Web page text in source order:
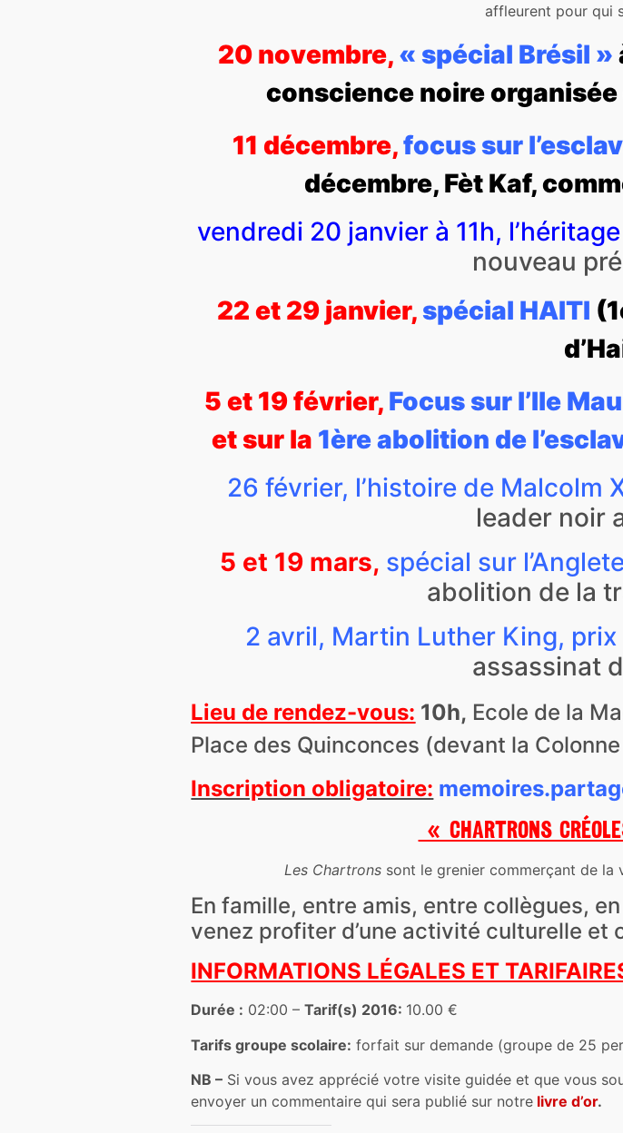
affleurent pour qui
20 novembre, « spécial Brésil »
conscience noire
11 décembre,focus sur
décembre, Fèt Kaf,
vendredi 20 janvier à 11h,
nouveau
22 et 29 janvier,spécial HAITI
5 et 19 février, Focus sur l’Ile
et sur la 1ère abolition de
26 février, l’histoire de Malcolm
leader noir
5 et 19 mars, spécial sur
abolition de la
2 avril, Martin Luther King,
assassinat
Lieu de rendez-vous: 10h, Ecole de la
Place des Quinconces (devant la
Inscription obligatoire:
« CHARTRONS
Les Chartronssont le grenier commerçant de la
En famille, entre amis, entre collègues,
venez profiter d’une activité culturelle et
INFORMATIONS LÉGALES ET
Durée : 02:00 –Tarif(s) 2016: 10.00 €
Tarifs groupe scolaire: forfait sur demande (groupe de 25
NB – Si vous avez apprécié votre visite guidée et que vous
envoyer un commentaire qui sera publié sur notre livre d’or.